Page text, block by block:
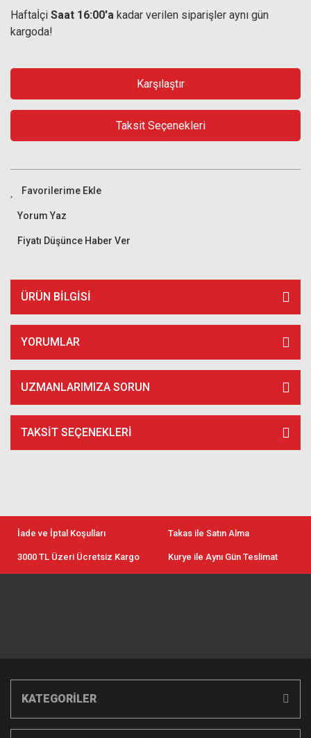
Haftaİçi Saat 16:00'a kadar verilen siparişler aynı gün
kargoda!
Karşılaştır
Taksit Seçenekleri
Yorum Yaz
Fiyatı Düşünce Haber Ver
ÜRÜN BILGISI
YORUMLAR
UZMANLARIMIZA SORUN
TAKSIT SEÇENEKLERI
İade ve İptal Koşulları Takas ile Satın Alma
3000 TL Üzeri Ücretsiz Kargo Kurye ile Aynı Gün Teslimat
KATEGORİLER